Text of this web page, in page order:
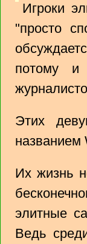
Игроки
"просто
потому и
Этих
названием
Их жизнь
элитные
Ведь